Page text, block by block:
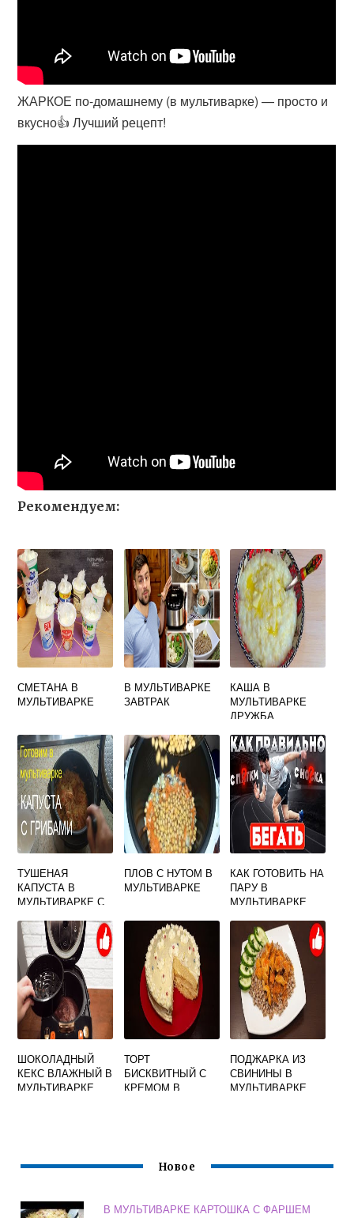
ЖАРКОЕ по-домашнему (в мультиварке) — просто и
вкусно👍 Лучший рецепт!
Рекомендуем:
СМЕТАНА В
МУЛЬТИВАРКЕ
В МУЛЬТИВАРКЕ
ЗАВТРАК
КАША В
МУЛЬТИВАРКЕ
ДРУЖБА
ТУШЕНАЯ
КАПУСТА В
МУЛЬТИВАРКЕ С
СОСИСКАМИ
ПЛОВ С НУТОМ В
МУЛЬТИВАРКЕ
КАК ГОТОВИТЬ НА
ПАРУ В
МУЛЬТИВАРКЕ
ШОКОЛАДНЫЙ
КЕКС ВЛАЖНЫЙ В
МУЛЬТИВАРКЕ
ТОРТ
БИСКВИТНЫЙ С
КРЕМОМ В
ПОДЖАРКА ИЗ
СВИНИНЫ В
МУЛЬТИВАРКЕ
Новое
В МУЛЬТИВАРКЕ КАРТОШКА С ФАРШЕМ